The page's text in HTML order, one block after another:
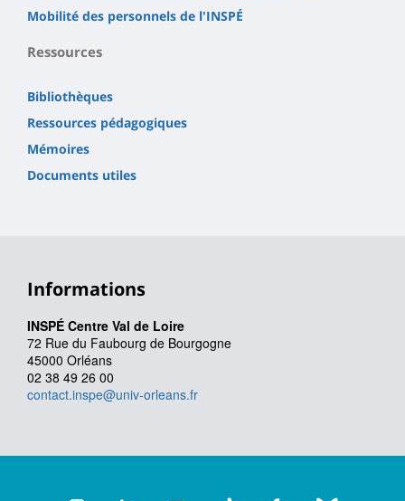
Mobilité des personnels de l'INSPÉ
Ressources
Bibliothèques
Ressources pédagogiques
Mémoires
Documents utiles
Informations
INSPÉ Centre Val de Loire
72 Rue du Faubourg de Bourgogne
45000 Orléans
02 38 49 26 00
contact.inspe@univ-orleans.fr